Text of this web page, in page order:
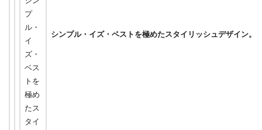
シンプル・イズ・ベストを極めたスタイリッシュデザイン。